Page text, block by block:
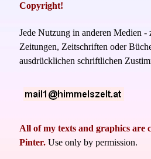
Copyright!
Jede Nutzung in anderen Medien -
Zeitungen, Zeitschriften oder
ausdrücklichen schriftlichen
All of my texts and graphics are
Pinter. Use only by permission.